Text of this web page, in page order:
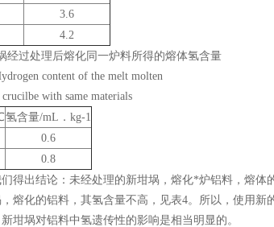
3.6
4.2
过处理后熔化同一炉料所得的熔体氢含量
content of the melt molten
with same materials
氢含量/mL．kg-1
0.6
0.8
们得出结论：未经处理的新坩埚，熔化*炉铝料，熔
熔化的铝料，其氢含量不高，见表4。所以，使用
坩埚对铝料中氢遗传性的影响是相当明显的。